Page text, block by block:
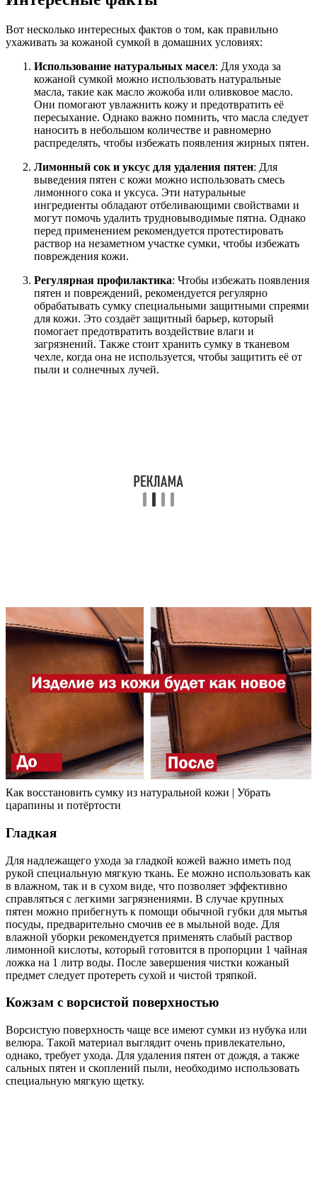
Вот несколько интересных фактов о том, как правильно
ухаживать за кожаной сумкой в домашних условиях:
Использование натуральных масел: Для ухода за
кожаной сумкой можно использовать натуральные
масла, такие как масло жожоба или оливковое масло.
Они помогают увлажнить кожу и предотвратить её
пересыхание. Однако важно помнить, что масла следует
наносить в небольшом количестве и равномерно
распределять, чтобы избежать появления жирных пятен.
Лимонный сок и уксус для удаления пятен: Для
выведения пятен с кожи можно использовать смесь
лимонного сока и уксуса. Эти натуральные
ингредиенты обладают отбеливающими свойствами и
могут помочь удалить трудновыводимые пятна. Однако
перед применением рекомендуется протестировать
раствор на незаметном участке сумки, чтобы избежать
повреждения кожи.
Регулярная профилактика: Чтобы избежать появления
пятен и повреждений, рекомендуется регулярно
обрабатывать сумку специальными защитными спреями
для кожи. Это создаёт защитный барьер, который
помогает предотвратить воздействие влаги и
загрязнений. Также стоит хранить сумку в тканевом
чехле, когда она не используется, чтобы защитить её от
пыли и солнечных лучей.
Как восстановить сумку из натуральной кожи | Убрать
царапины и потёртости
Гладкая
Для надлежащего ухода за гладкой кожей важно иметь под
рукой специальную мягкую ткань. Ее можно использовать как
в влажном, так и в сухом виде, что позволяет эффективно
справляться с легкими загрязнениями. В случае крупных
пятен можно прибегнуть к помощи обычной губки для мытья
посуды, предварительно смочив ее в мыльной воде. Для
влажной уборки рекомендуется применять слабый раствор
лимонной кислоты, который готовится в пропорции 1 чайная
ложка на 1 литр воды. После завершения чистки кожаный
предмет следует протереть сухой и чистой тряпкой.
Кожзам с ворсистой поверхностью
Ворсистую поверхность чаще все имеют сумки из нубука или
велюра. Такой материал выглядит очень привлекательно,
однако, требует ухода. Для удаления пятен от дождя, а также
сальных пятен и скоплений пыли, необходимо использовать
специальную мягкую щетку.